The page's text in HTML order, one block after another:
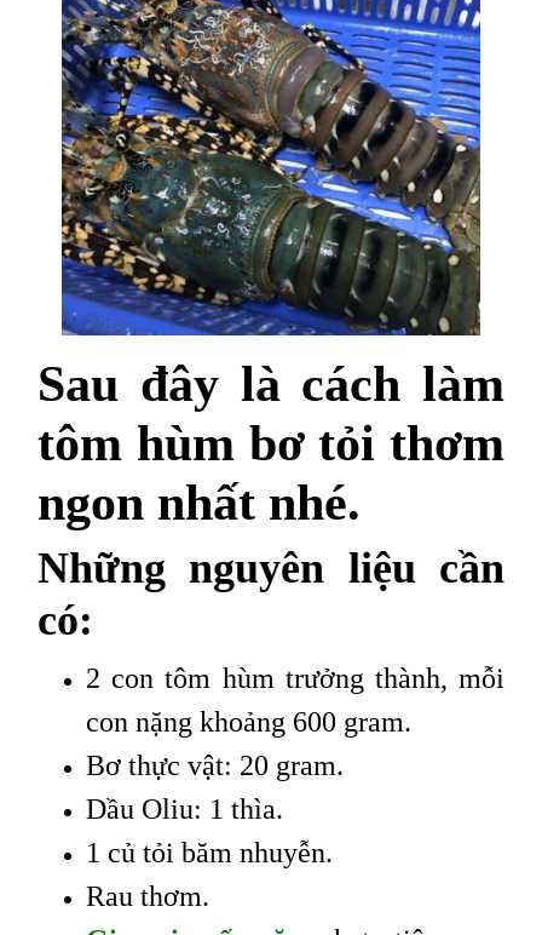
Sau đây là cách làm
tôm hùm bơ tỏi thơm
ngon nhất nhé.
Những nguyên liệu cần
có:
2 con tôm hùm trưởng thành, mỗi
con nặng khoảng 600 gram.
Bơ thực vật: 20 gram.
Dầu Oliu: 1 thìa.
1 củ tỏi băm nhuyễn.
Rau thơm.